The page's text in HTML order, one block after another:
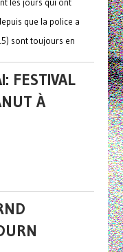
que la police a
sont toujours en
FESTIVAL
À